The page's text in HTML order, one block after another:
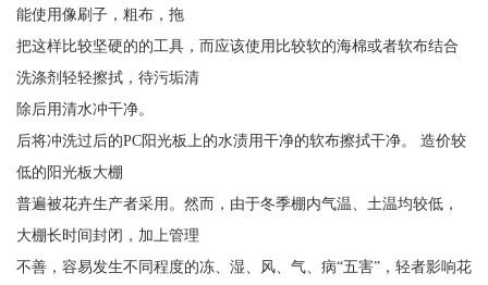
能使用像刷子，粗布，拖
把这样比较坚硬的的工具，而应该使用比较软的海棉或者软布结合
洗涤剂轻轻擦拭，待污垢清
除后用清水冲干净。
后将冲洗过后的PC阳光板上的水渍用干净的软布擦拭干净。 造价较
低的阳光板大棚
普遍被花卉生产者采用。然而，由于冬季棚内气温、土温均较低，
大棚长时间封闭，加上管理
不善，容易发生不同程度的冻、湿、风、气、病“五害”，轻者影响花